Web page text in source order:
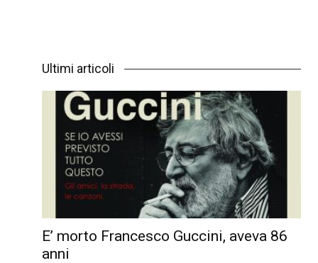
Ultimi articoli
E’ morto Francesco Guccini, aveva 86
anni